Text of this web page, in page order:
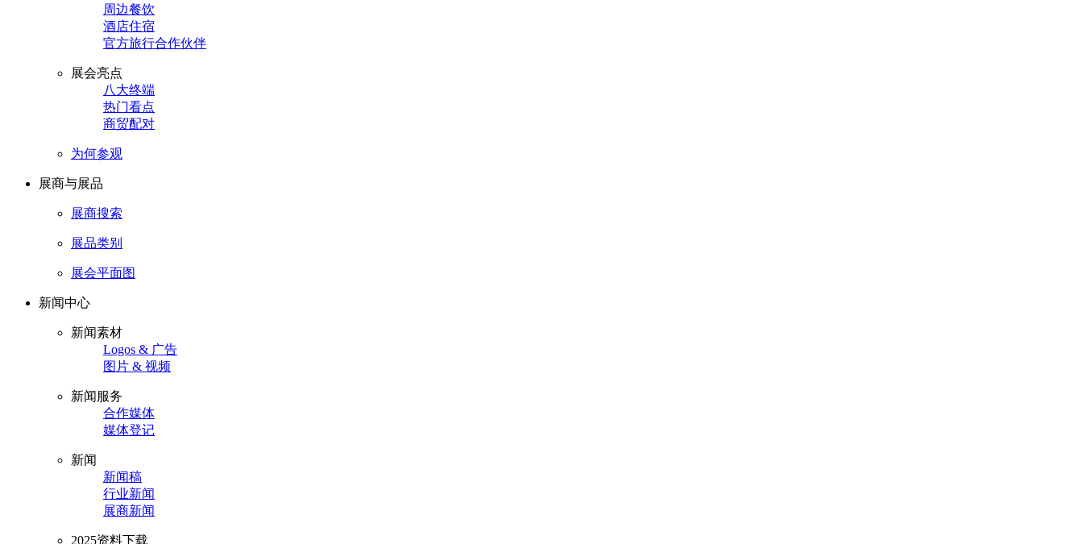
周边餐饮
酒店住宿
官方旅行合作伙伴
展会亮点
八大终端
热门看点
商贸配对
为何参观
展商与展品
展商搜索
展品类别
展会平面图
新闻中心
新闻素材
Logos & 广告
图片 & 视频
新闻服务
合作媒体
媒体登记
新闻
新闻稿
行业新闻
展商新闻
2025资料下载